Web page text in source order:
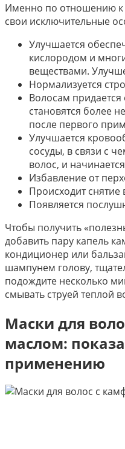
Именно по отношению к
свои исключительные
Улучшается
кислородом и
веществами.
Нормализуется
Волосам придается
становятся более
после первого
Улучшается
сосуды, в связи с
волос, и
Избавление от
Происходит
Появляется
Чтобы получить
добавить пару капель
кондиционер или
шампунем голову,
подождите несколько
смывать струей теплой
Маски для
маслом:
применению